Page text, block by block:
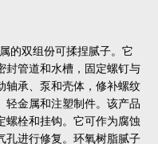
的双组份可揉捏腻子。它
封管道和水槽，固定螺钉与
轴承、泵和壳体，修补螺纹
轻金属和注塑制件。该产品
螺栓和挂钩。它可作为腐蚀
孔进行修复。环氧树脂腻子